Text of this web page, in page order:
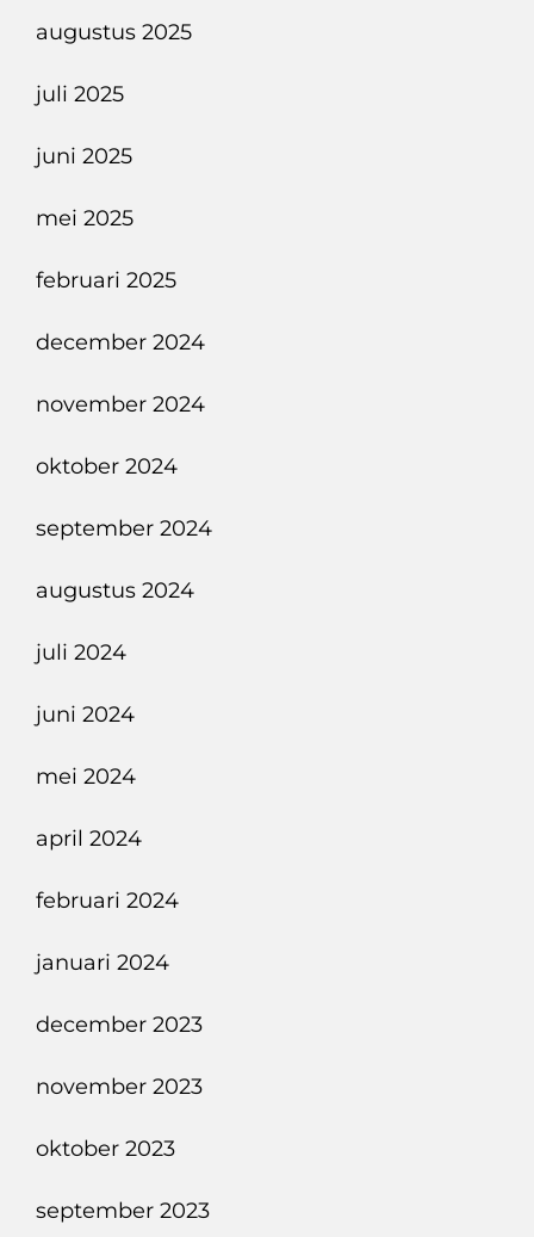
augustus 2025
juli 2025
juni 2025
mei 2025
februari 2025
december 2024
november 2024
oktober 2024
september 2024
augustus 2024
juli 2024
juni 2024
mei 2024
april 2024
februari 2024
januari 2024
december 2023
november 2023
oktober 2023
september 2023